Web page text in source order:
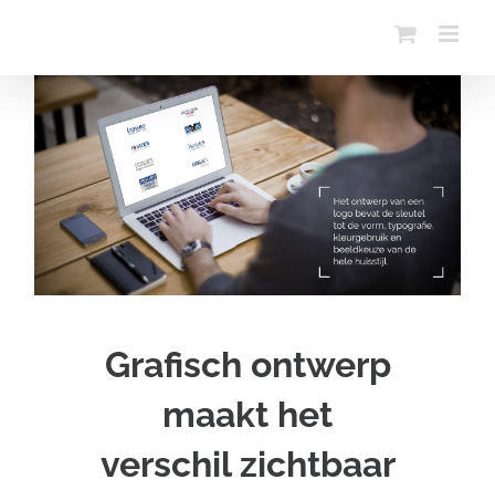
inhoud
Grafisch ontwerp
maakt het
verschil zichtbaar